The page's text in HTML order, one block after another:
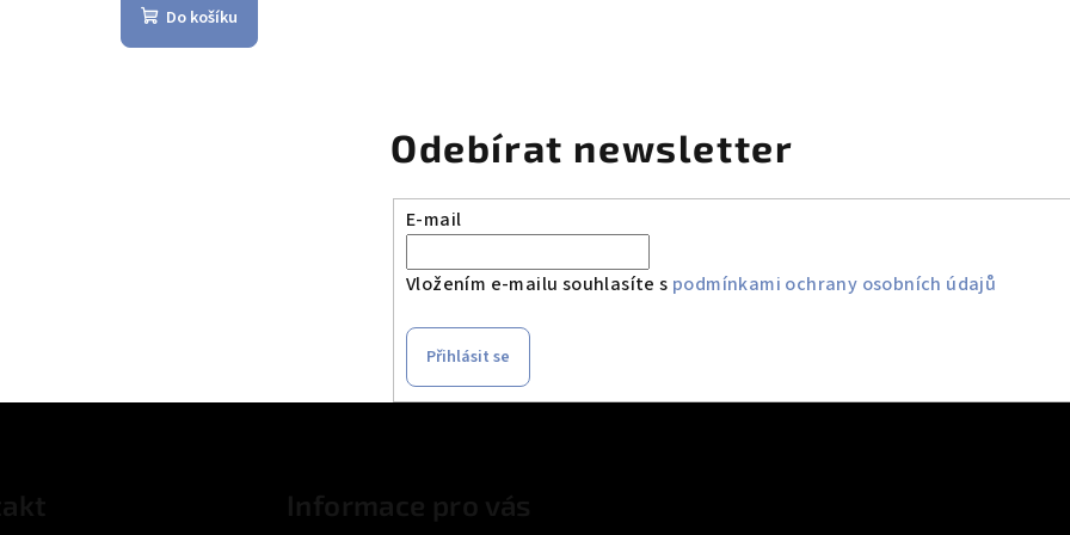
Do košíku
Odebírat newsletter
E-mail
Vložením e-mailu souhlasíte s podmínkami ochrany osobních údajů
Přihlásit se